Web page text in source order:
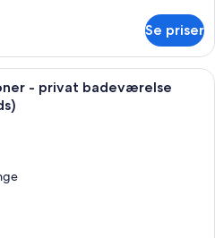
Se priser
Et hotelværelse med to senge, et
- privat badeværelse